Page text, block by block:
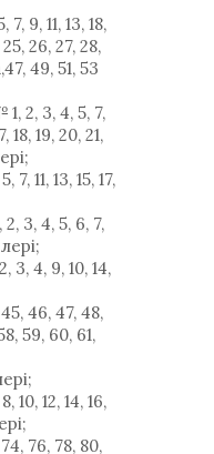
9, 11, 13, 18,
25, 26, 27, 28,
49, 51, 53
2, 3, 4, 5, 7,
18, 19, 20, 21,
11, 13, 15, 17,
3, 4, 5, 6, 7,
4, 9, 10, 14,
46, 47, 48,
59, 60, 61,
12, 14, 16,
76, 78, 80,